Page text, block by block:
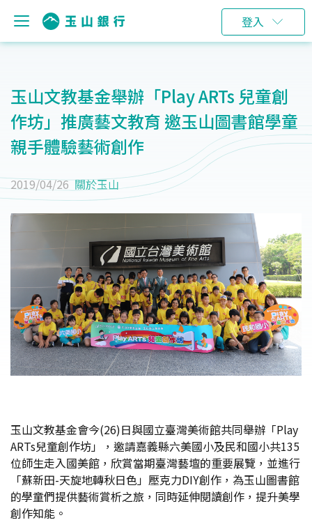
登入
玉山文教基金舉辦「Play ARTs 兒童創
作坊」推廣藝文教育 邀玉山圖書館學童
親手體驗藝術創作
2019/04/26 關於玉山
玉山文教基金會今(26)日與國立臺灣美術館共同舉辦「Play
ARTs兒童創作坊」，邀請嘉義縣六美國小及民和國小共135
位師生走入國美館，欣賞當期臺灣藝壇的重要展覽，並進行
「蘇新田-天旋地轉秋日色」壓克力DIY創作，為玉山圖書館
的學童們提供藝術賞析之旅，同時延伸閱讀創作，提升美學
創作知能。